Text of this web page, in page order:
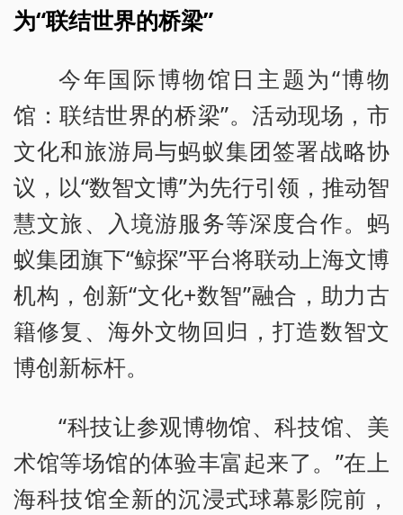
为“联结世界的桥梁”
今年国际博物馆日主题为“博物
馆：联结世界的桥梁”。活动现场，市
文化和旅游局与蚂蚁集团签署战略协
议，以“数智文博”为先行引领，推动智
慧文旅、入境游服务等深度合作。蚂
蚁集团旗下“鲸探”平台将联动上海文博
机构，创新“文化+数智”融合，助力古
籍修复、海外文物回归，打造数智文
博创新标杆。
“科技让参观博物馆、科技馆、美
术馆等场馆的体验丰富起来了。”在上
海科技馆全新的沉浸式球幕影院前，